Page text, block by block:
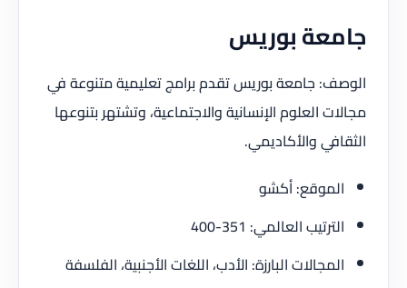
جامعة بوريس
الوصف: جامعة بوريس تقدم برامج تعليمية متنوعة في
مجالات العلوم الإنسانية والاجتماعية، وتشتهر بتنوعها
الثقافي والأكاديمي.
الموقع: أكشو
الترتيب العالمي: 351-400
المجالات البارزة: الأدب، اللغات الأجنبية، الفلسفة